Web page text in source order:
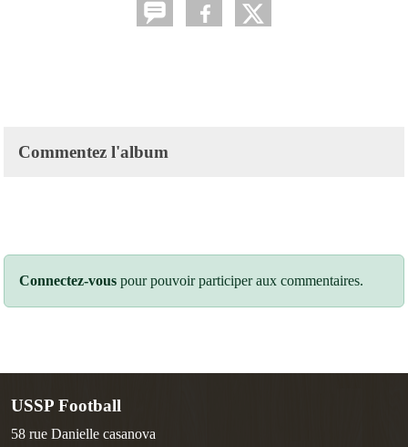
Commentez l'album
Connectez-vous pour pouvoir participer aux commentaires.
USSP Football
58 rue Danielle casanova